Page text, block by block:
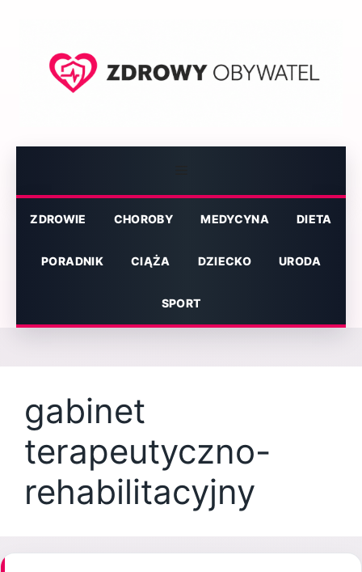
ZDROWIE CHOROBY MEDYCYNA DIETA
PORADNIK CIĄŻA DZIECKO URODA
SPORT
gabinet
terapeutyczno-
rehabilitacyjny